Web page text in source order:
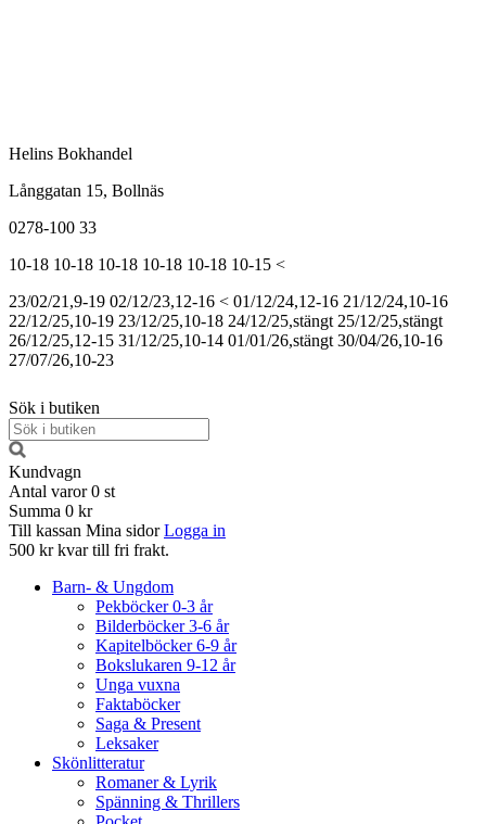
Helins Bokhandel
Långgatan 15, Bollnäs
0278-100 33
10-18 10-18 10-18 10-18 10-18 10-15 <
23/02/21,9-19 02/12/23,12-16 < 01/12/24,12-16 21/12/24,10-16
22/12/25,10-19 23/12/25,10-18 24/12/25,stängt 25/12/25,stängt
26/12/25,12-15 31/12/25,10-14 01/01/26,stängt 30/04/26,10-16
27/07/26,10-23
Sök i butiken
Kundvagn
Antal varor 0 st
Summa 0 kr
Till kassan Mina sidor Logga in
500 kr kvar till fri frakt.
Barn- & Ungdom
Pekböcker 0-3 år
Bilderböcker 3-6 år
Kapitelböcker 6-9 år
Bokslukaren 9-12 år
Unga vuxna
Faktaböcker
Saga & Present
Leksaker
Skönlitteratur
Romaner & Lyrik
Spänning & Thrillers